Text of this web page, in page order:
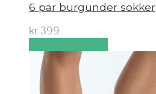
6 par burgunder sokker
kr 399